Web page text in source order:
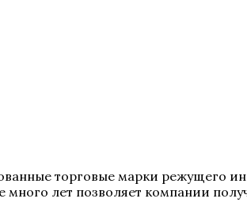
торговые марки режущего
лет позволяет компании